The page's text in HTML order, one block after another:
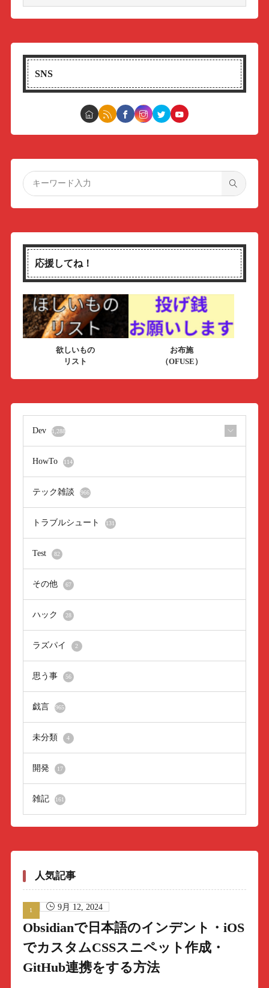
SNS
応援してね！
欲しいもの
リスト
お布施
（OFUSE）
Dev 1,288
HowTo 114
テック雑談 966
トラブルシュート 131
Test 82
その他 67
ハック 28
ラズパイ 2
思う事 56
戯言 965
未分類 4
開発 17
雑記 161
人気記事
9月 12, 2024
Obsidianで日本語のインデント・iOS
でカスタムCSSスニペット作成・
GitHub連携をする方法